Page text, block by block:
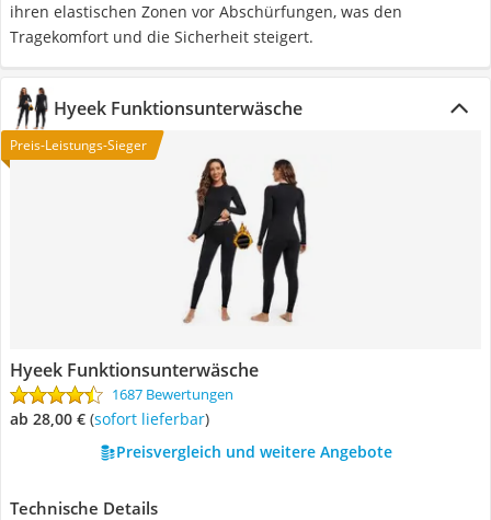
ihren elastischen Zonen vor Abschürfungen, was den
Tragekomfort und die Sicherheit steigert.
Hyeek Funktionsunterwäsche
Preis-Leistungs-Sieger
Hyeek Funktionsunterwäsche
1687 Bewertungen
ab 28,00 € ( Sofort lieferbar)
Preisvergleich und weitere Angebote
Technische Details